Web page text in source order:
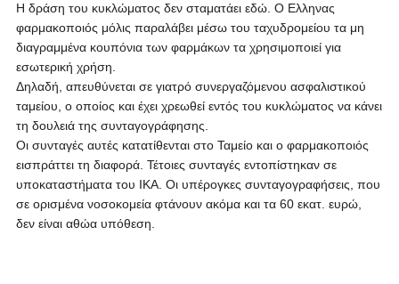
Η δράση του κυκλώματος δεν σταματάει εδώ. Ο Ελληνας
φαρμακοποιός μόλις παραλάβει μέσω του ταχυδρομείου τα μη
διαγραμμένα κουπόνια των φαρμάκων τα χρησιμοποιεί για
εσωτερική χρήση.
Δηλαδή, απευθύνεται σε γιατρό συνεργαζόμενου ασφαλιστικού
ταμείου, ο οποίος και έχει χρεωθεί εντός του κυκλώματος να κάνει
τη δουλειά της συνταγογράφησης.
Οι συνταγές αυτές κατατίθενται στο Ταμείο και ο φαρμακοποιός
εισπράττει τη διαφορά. Τέτοιες συνταγές εντοπίστηκαν σε
υποκαταστήματα του ΙΚΑ. Οι υπέρογκες συνταγογραφήσεις, που
σε ορισμένα νοσοκομεία φτάνουν ακόμα και τα 60 εκατ. ευρώ,
δεν είναι αθώα υπόθεση.